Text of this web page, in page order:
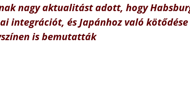
nagy aktualitást adott, hogy
integrációt, és Japánhoz való
is bemutatták